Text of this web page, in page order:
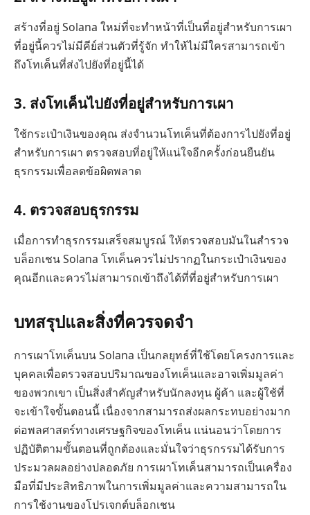
สร้างที่อยู่ Solana ใหม่ที่จะทำหน้าที่เป็นที่อยู่สำหรับการเผา
ที่อยู่นี้ควรไม่มีคีย์ส่วนตัวที่รู้จัก ทำให้ไม่มีใครสามารถเข้า
ถึงโทเค็นที่ส่งไปยังที่อยู่นี้ได้
3. ส่งโทเค็นไปยังที่อยู่สำหรับการเผา
ใช้กระเป๋าเงินของคุณ ส่งจำนวนโทเค็นที่ต้องการไปยังที่อยู่
สำหรับการเผา ตรวจสอบที่อยู่ให้แน่ใจอีกครั้งก่อนยืนยัน
ธุรกรรมเพื่อลดข้อผิดพลาด
4. ตรวจสอบธุรกรรม
เมื่อการทำธุรกรรมเสร็จสมบูรณ์ ให้ตรวจสอบมันในสำรวจ
บล็อกเชน Solana โทเค็นควรไม่ปรากฏในกระเป๋าเงินของ
คุณอีกและควรไม่สามารถเข้าถึงได้ที่ที่อยู่สำหรับการเผา
บทสรุปและสิ่งที่ควรจดจำ
การเผาโทเค็นบน Solana เป็นกลยุทธ์ที่ใช้โดยโครงการและ
บุคคลเพื่อตรวจสอบปริมาณของโทเค็นและอาจเพิ่มมูลค่า
ของพวกเขา เป็นสิ่งสำคัญสำหรับนักลงทุน ผู้ค้า และผู้ใช้ที่
จะเข้าใจขั้นตอนนี้ เนื่องจากสามารถส่งผลกระทบอย่างมาก
ต่อพลศาสตร์ทางเศรษฐกิจของโทเค็น แน่นอนว่าโดยการ
ปฏิบัติตามขั้นตอนที่ถูกต้องและมั่นใจว่าธุรกรรมได้รับการ
ประมวลผลอย่างปลอดภัย การเผาโทเค็นสามารถเป็นเครื่อง
มือที่มีประสิทธิภาพในการเพิ่มมูลค่าและความสามารถใน
การใช้งานของโปรเจกต์บล็อกเชน